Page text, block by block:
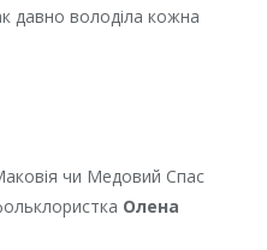
давно володіла кожна
чи Медовий Спас
Олена